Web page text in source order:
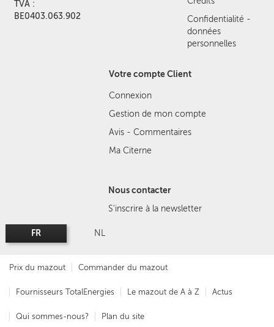
TVA :
BE0403.063.902
Confidentialité -
données
personnelles
Votre compte Client
Connexion
Gestion de mon compte
Avis - Commentaires
Ma Citerne
Nous contacter
S'inscrire à la newsletter
FR NL
Prix du mazout Commander du mazout
Fournisseurs TotalEnergies Le mazout de A à Z Actus
Qui sommes-nous? Plan du site